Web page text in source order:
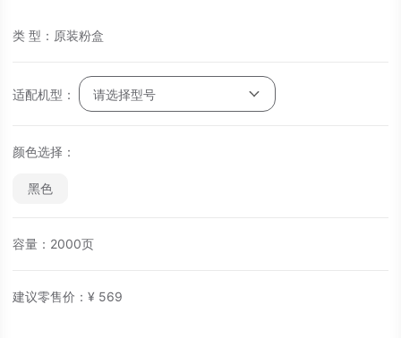
类 型：原装粉盒
适配机型： 请选择型号
颜色选择：
黑色
容量：2000页
建议零售价： ¥ 569